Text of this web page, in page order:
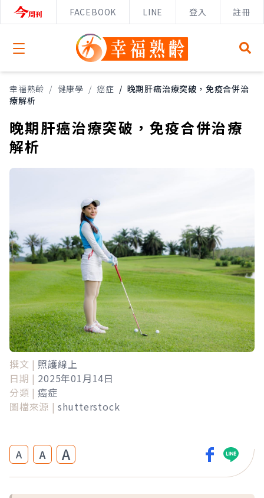
FACEBOOK LINE 登入 註冊
Open menu
幸福熟齡 / 健康學 / 癌症 / 晚期肝癌治療突破，免疫合併治
療解析
晚期肝癌治療突破，免疫合併治療
解析
撰文 | 照護線上
日期 | 2025年01月14日
分類 | 癌症
圖檔來源 | shutterstock
A A A